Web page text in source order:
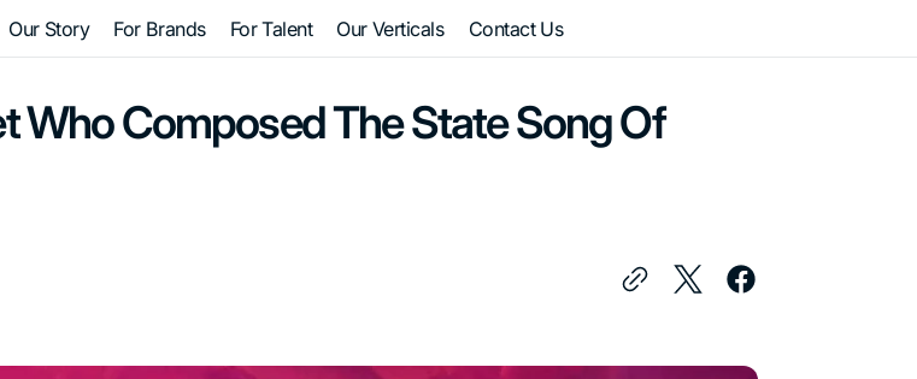
Our Story For Brands For Talent Our Verticals
First Show
Contact Us
Who Composed The State Song Of